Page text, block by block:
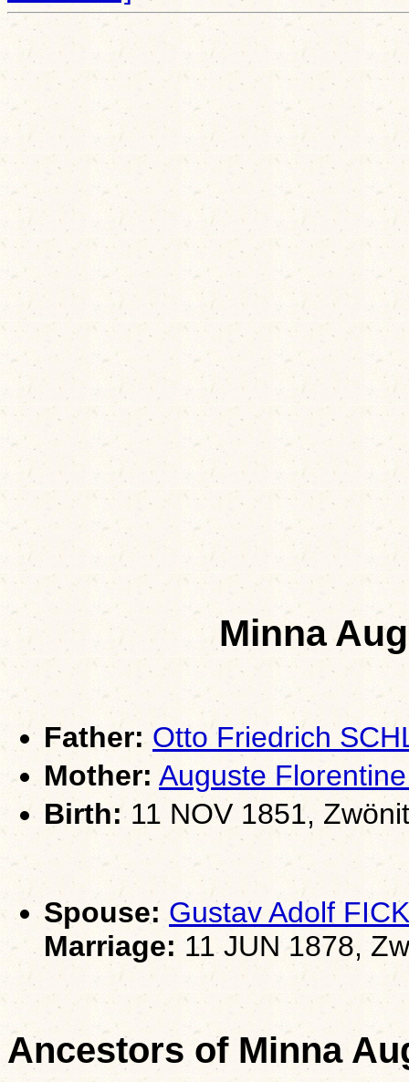
Minna
Father: Otto Friedrich
Mother: Auguste
Birth:11 NOV 1851,
Spouse: Gustav Adolf
Marriage: 11 JUN 1878,
Ancestors of Minna